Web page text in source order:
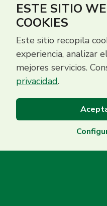
Centro
ESTE SITIO
COOKIES
Este sitio recopila
experiencia, analizar
mejores servicios.
privacidad.